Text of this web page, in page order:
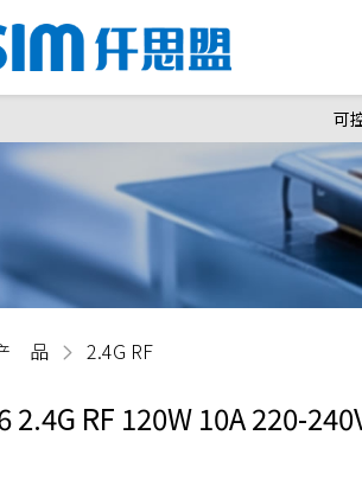
可
品 2.4G RF
2.4G RF 120W 10A 220-